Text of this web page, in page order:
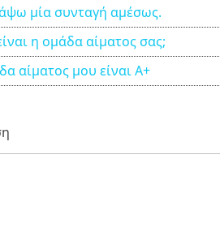
μία συνταγή αμέσως.
η ομάδα αίματος σας;
αίματος μου είναι Α+